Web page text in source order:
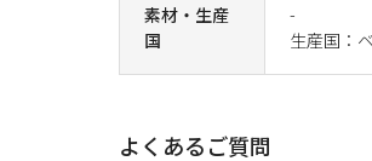
素材・生産
国
-
生産国：
よくあるご質問